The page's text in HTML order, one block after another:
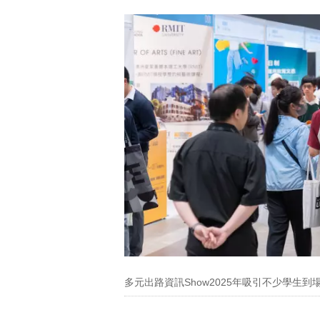
多元出路資訊Show2025年吸引不少學生到